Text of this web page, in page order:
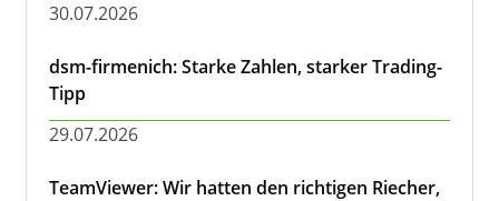
30.07.2026
dsm-firmenich: Starke Zahlen, starker Trading-
Tipp
29.07.2026
TeamViewer: Wir hatten den richtigen Riecher,